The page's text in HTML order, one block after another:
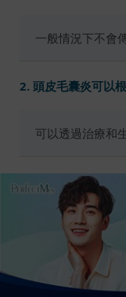
一般情況下不會傳
2. 頭皮毛囊炎可以
可以透過治療和
3. 頭皮毛囊炎洗髮
通常需要持續使
4. 頭皮毛囊炎可以